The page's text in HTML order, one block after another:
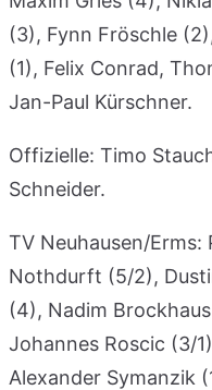
(3), Fynn Fröschle
(1), Felix Conrad,
Jan-Paul Kürschner.
Offizielle: Timo
Schneider.
TV Neuhausen/
Nothdurft (5/2),
(4), Nadim
Johannes Roscic (3/
Alexander Symanzik